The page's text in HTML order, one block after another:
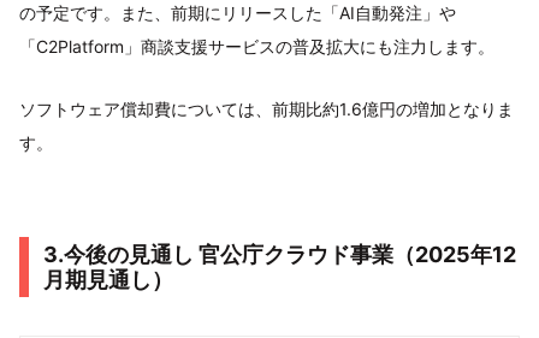
の予定です。また、前期にリリースした「AI自動発注」や
「C2Platform」商談支援サービスの普及拡大にも注力します。
ソフトウェア償却費については、前期比約1.6億円の増加となりま
す。
3.今後の見通し 官公庁クラウド事業（2025年12
月期見通し）